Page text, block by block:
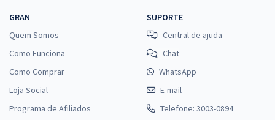
GRAN
Quem Somos
Como Funciona
Como Comprar
Loja Social
Programa de Afiliados
SUPORTE
Central de ajuda
Chat
WhatsApp
E-mail
Telefone: 3003-0894